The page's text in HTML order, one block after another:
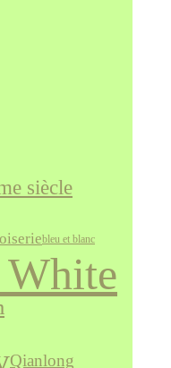
siècle
bleu et blanc
Qianlong